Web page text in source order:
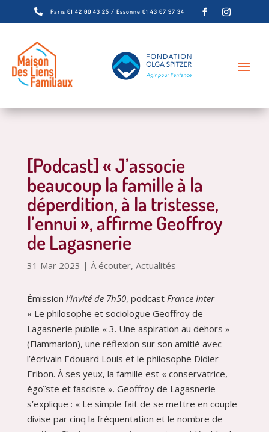
 Paris 01 42 00 43 25 / Essonne 01 43 07 97 34
[Podcast] « J’associe
beaucoup la famille à la
déperdition, à la tristesse,
l’ennui », affirme Geoffroy
de Lagasnerie
31 Mar 2023 | À écouter, Actualités
Émission l’invité de 7h50, podcast France Inter
« Le philosophe et sociologue Geoffroy de
Lagasnerie publie « 3. Une aspiration au dehors »
(Flammarion), une réflexion sur son amitié avec
l’écrivain Edouard Louis et le philosophe Didier
Eribon. À ses yeux, la famille est « conservatrice,
égoïste et fasciste ». Geoffroy de Lagasnerie
s’explique : « Le simple fait de se mettre en couple
divise par cinq la fréquentation et le nombre de